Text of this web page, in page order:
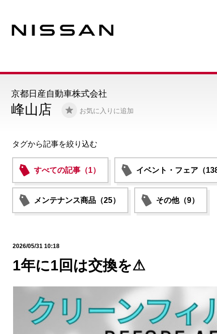
峰山店 お気に入りに追加
京都日産自動車株式会社
タグから記事を絞り込む
すべての記事（1） イベント・フェア（
メンテナンス商品（25） その他（9）
2026/05/31 10:18
1年に1回は交換を⚠